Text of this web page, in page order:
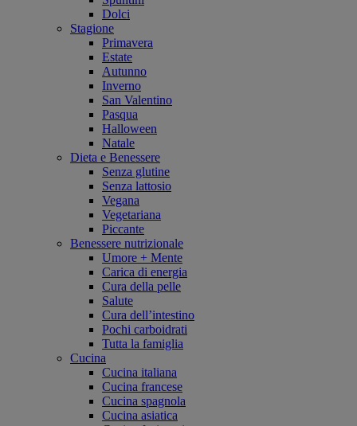
Dolci
Stagione
Primavera
Estate
Autunno
Inverno
San Valentino
Pasqua
Halloween
Natale
Dieta e Benessere
Senza glutine
Senza lattosio
Vegana
Vegetariana
Piccante
Benessere nutrizionale
Umore + Mente
Carica di energia
Cura della pelle
Salute
Cura dell’intestino
Pochi carboidrati
Tutta la famiglia
Cucina
Cucina italiana
Cucina francese
Cucina spagnola
Cucina asiatica